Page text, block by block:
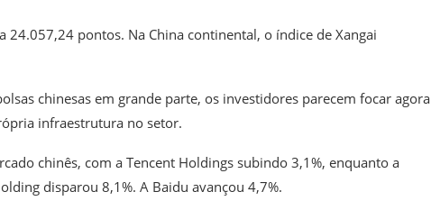
pontos. Na China continental, o índice de Xangai
chinesas em grande parte, os investidores parecem focar agora
infraestrutura no setor.
chinês, com a Tencent Holdings subindo 3,1%, enquanto a
disparou 8,1%. A Baidu avançou 4,7%.